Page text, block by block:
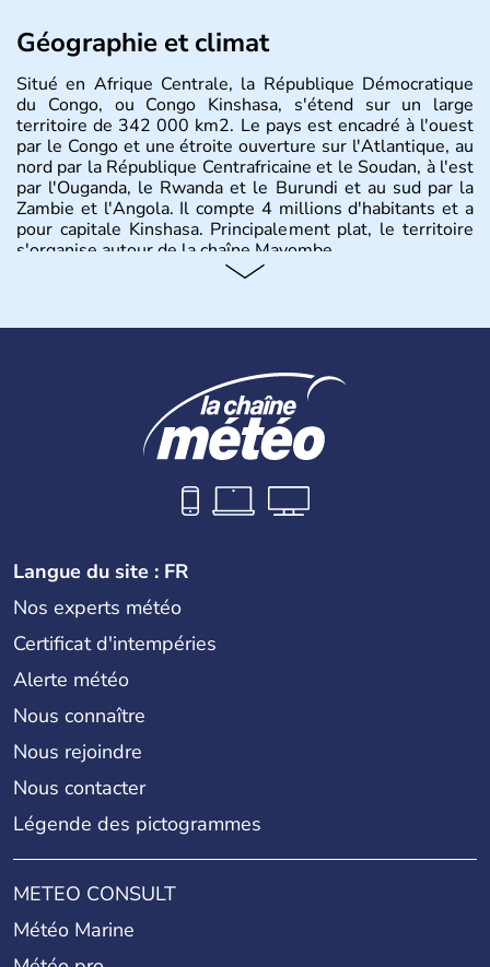
Géographie et climat
Situé en Afrique Centrale, la République Démocratique
du Congo, ou Congo Kinshasa, s'étend sur un large
territoire de 342 000 km2. Le pays est encadré à l'ouest
par le Congo et une étroite ouverture sur l'Atlantique, au
nord par la République Centrafricaine et le Soudan, à l'est
par l'Ouganda, le Rwanda et le Burundi et au sud par la
Zambie et l'Angola. Il compte 4 millions d'habitants et a
pour capitale Kinshasa. Principalement plat, le territoire
s'organise autour de la chaîne Mayombe.
Langue du site : FR
Nos experts météo
Certificat d'intempéries
Alerte météo
Nous connaître
Nous rejoindre
Nous contacter
Légende des pictogrammes
METEO CONSULT
Météo Marine